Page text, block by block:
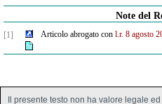
Note del
[1] Articolo abrogato con l.r. 8 agosto
Il presente testo non ha valore legale